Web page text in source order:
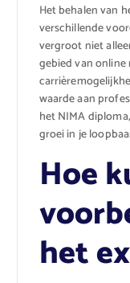
Het behalen van
verschillende
vergroot niet
gebied van
waarde aan
het NIMA
groei in je
Hoe
het